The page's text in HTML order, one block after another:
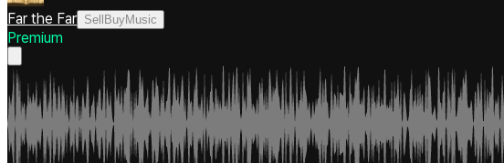
Far the Far SellBuyMusic
Premium